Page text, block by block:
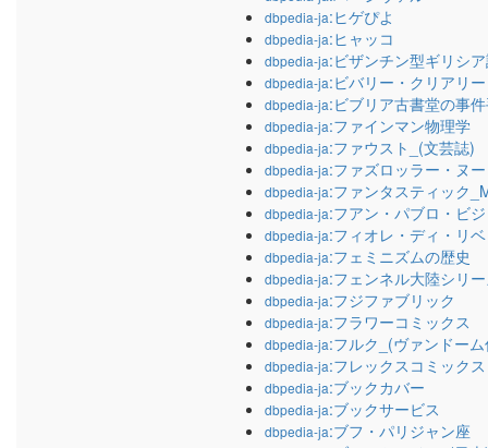
dbpedia-ja:ヒゲぴよ
dbpedia-ja:ヒャッコ
dbpedia-ja:ビザンチン型ギリシ
dbpedia-ja:ビバリー・クリアリー
dbpedia-ja:ビブリア古書堂の事
dbpedia-ja:ファインマン物理学
dbpedia-ja:ファウスト_(文芸誌)
dbpedia-ja:ファズロッラー・ヌ
dbpedia-ja:ファンタスティック
dbpedia-ja:フアン・パブロ・ビ
dbpedia-ja:フィオレ・ディ・リ
dbpedia-ja:フェミニズムの歴史
dbpedia-ja:フェンネル大陸シリ
dbpedia-ja:フジファブリック
dbpedia-ja:フラワーコミックス
dbpedia-ja:フルク_(ヴァンドー
dbpedia-ja:フレックスコミックス
dbpedia-ja:ブックカバー
dbpedia-ja:ブックサービス
dbpedia-ja:ブフ・パリジャン座